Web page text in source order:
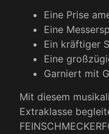
Eine Prise
Eine
Ein kräftiger
Eine
Garniert mit
Mit diesem
Extraklasse